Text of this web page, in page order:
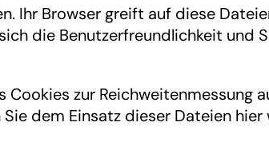
Ihr Browser greift auf diese
die Benutzerfreundlichkeit und
Cookies zur Reichweitenmessung
dem Einsatz dieser Dateien